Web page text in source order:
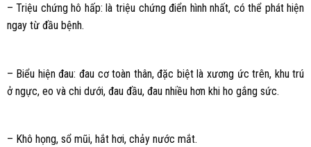
– Triệu chứng hô hấp: là triệu chứng điển hình nhất, có thể phát hiện
ngay từ đầu bệnh.
– Biểu hiện đau: đau cơ toàn thân, đặc biệt là xương ức trên, khu trú
ở ngực, eo và chi dưới, đau đầu, đau nhiều hơn khi ho gắng sức.
– Khô họng, sổ mũi, hắt hơi, chảy nước mắt.